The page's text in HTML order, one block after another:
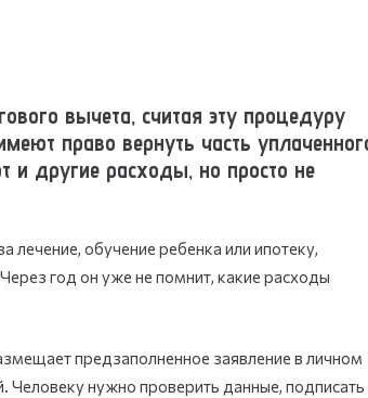
вычета, считая эту процедуру
право вернуть часть
и другие расходы, но просто не
лечение, обучение ребенка или ипотеку,
год он уже не помнит, какие расходы
предзаполненное заявление в личном
Человеку нужно проверить данные, подписать